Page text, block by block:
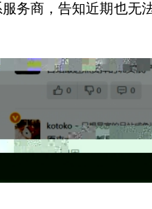
务商，告知近期也无